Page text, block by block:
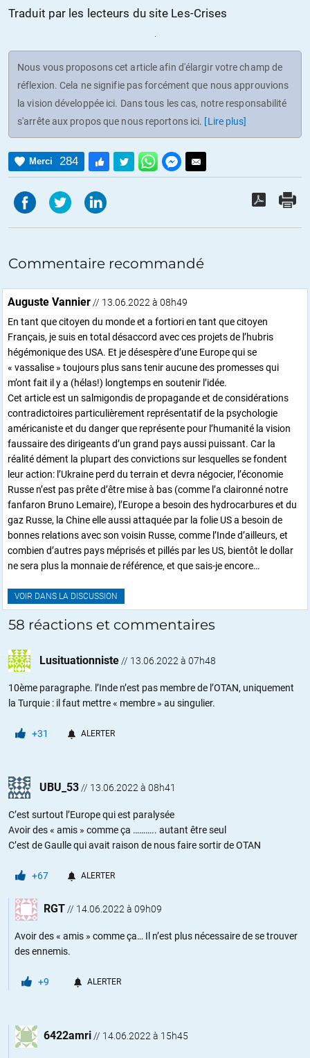
Traduit par les lecteurs du site Les-Crises
Nous vous proposons cet article afin d'élargir votre champ de
réflexion. Cela ne signifie pas forcément que nous approuvions
la vision développée ici. Dans tous les cas, notre responsabilité
s'arrête aux propos que nous reportons ici. [Lire plus]
Merci 284
Commentaire recommandé
Auguste Vannier // 13.06.2022 à 08h49
En tant que citoyen du monde et a fortiori en tant que citoyen
Français, je suis en total désaccord avec ces projets de l’hubris
hégémonique des USA. Et je désespère d’une Europe qui se
« vassalise » toujours plus sans tenir aucune des promesses qui
m’ont fait il y a (hélas!) longtemps en soutenir l’idée.
Cet article est un salmigondis de propagande et de considérations
contradictoires particulièrement représentatif de la psychologie
américaniste et du danger que représente pour l’humanité la vision
faussaire des dirigeants d’un grand pays aussi puissant. Car la
réalité dément la plupart des convictions sur lesquelles se fondent
leur action: l’Ukraine perd du terrain et devra négocier, l’économie
Russe n’est pas prête d’être mise à bas (comme l’a claironné notre
fanfaron Bruno Lemaire), l’Europe a besoin des hydrocarbures et du
gaz Russe, la Chine elle aussi attaquée par la folie US a besoin de
bonnes relations avec son voisin Russe, comme l’Inde d’ailleurs, et
combien d’autres pays méprisés et pillés par les US, bientôt le dollar
ne sera plus la monnaie de référence, et que sais-je encore…
VOIR DANS LA DISCUSSION
58 réactions et commentaires
Lusituationniste // 13.06.2022 à 07h48
10ème paragraphe. l’Inde n’est pas membre de l’OTAN, uniquement
la Turquie : il faut mettre « membre » au singulier.
+31 ALERTER
UBU_53 // 13.06.2022 à 08h41
C’est surtout l’Europe qui est paralysée
Avoir des « amis » comme ça ……….. autant être seul
C’est de Gaulle qui avait raison de nous faire sortir de OTAN
+67 ALERTER
RGT // 14.06.2022 à 09h09
Avoir des « amis » comme ça… Il n’est plus nécessaire de se trouver
des ennemis.
+9 ALERTER
6422amri // 14.06.2022 à 15h45